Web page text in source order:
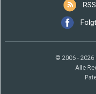
© 2006 - 2026
Alle